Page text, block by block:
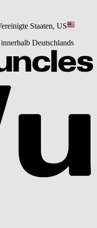
Staaten, US
Deutschlands